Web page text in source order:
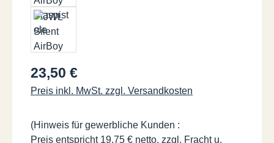
Regulärer Preis:
23,50 €
Preis inkl. MwSt. zzgl. Versandkosten
(Hinweis für gewerbliche Kunden :
Preis entspricht 19,75 € netto, zzgl. Fracht u.